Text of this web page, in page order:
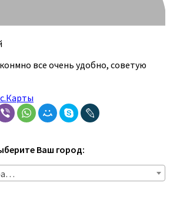
все очень удобно, советую
Ваш город: